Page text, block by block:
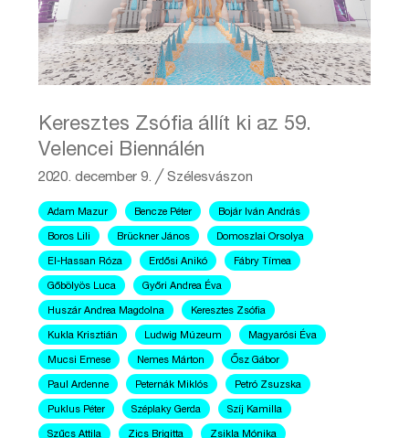
Keresztes Zsófia állít ki az 59.
Velencei Biennálén
2020. december 9. ╱Szélesvászon
Adam Mazur Bencze Péter Bojár Iván András
Boros Lili Brückner János Domoszlai Orsolya
El-Hassan Róza Erdősi Anikó Fábry Tímea
Gőbölyös Luca Győri Andrea Éva
Huszár Andrea Magdolna Keresztes Zsófia
Kukla Krisztián Ludwig Múzeum Magyarósi Éva
Mucsi Emese Nemes Márton Ősz Gábor
Paul Ardenne Peternák Miklós Petró Zsuzska
Puklus Péter Széplaky Gerda Szíj Kamilla
Szűcs Attila Zics Brigitta Zsikla Mónika